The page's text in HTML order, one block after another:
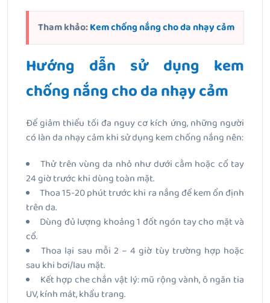
Tham khảo:Kem chống nắng cho da nhạy cảm
Hướng dẫn sử dụng kem
chống nắng cho da nhạy cảm
Để giảm thiểu tối đa nguy cơ kích ứng, những người
có làn da nhạy cảm khi sử dụng kem chống nắng nên:
Thử trên vùng da nhỏ như dưới cằm hoặc cổ tay
24 giờ trước khi dùng toàn mặt.
Thoa 15-20 phút trước khi ra nắng để kem ổn định
trên da.
Dùng đủ lượng khoảng 1 đốt ngón tay cho mặt và
cổ.
Thoa lại sau mỗi 2 – 4 giờ tùy trường hợp hoặc
sau khi bơi/lau mặt.
Kết hợp che chắn vật lý: mũ rộng vành, ô ngăn tia
UV, kính mát, khẩu trang.